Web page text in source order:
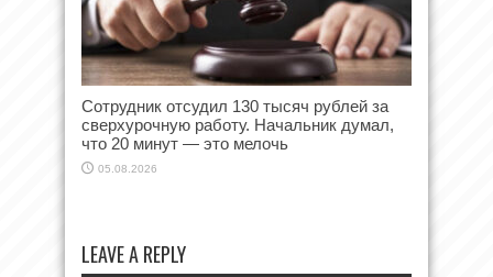
Сотрудник отсудил 130 тысяч рублей за
сверхурочную работу. Начальник думал,
что 20 минут — это мелочь
05.08.2026
LEAVE A REPLY